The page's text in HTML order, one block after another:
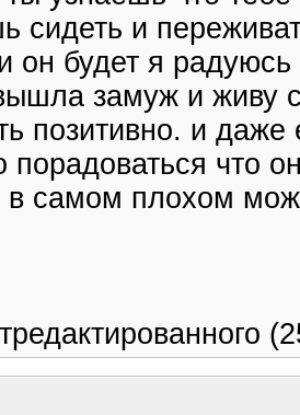
сидеть и
он будет я
замуж и живу
позитивно. и
порадоваться что
самом плохом